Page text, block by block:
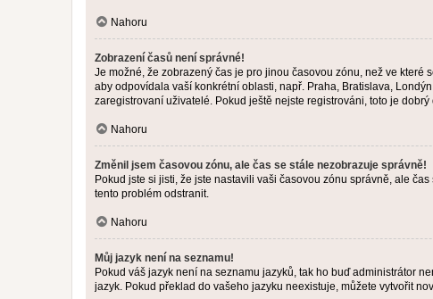
Nahoru
Zobrazení časů není správné!
Je možné, že zobrazený čas je pro jinou časovou zónu, než ve které
aby odpovídala vaší konkrétní oblasti, např. Praha, Bratislava,
zaregistrovaní uživatelé. Pokud ještě nejste registrováni, toto je dobrý
Nahoru
Změnil jsem časovou zónu, ale čas se stále nezobrazuje správně!
Pokud jste si jisti, že jste nastavili vaši časovou zónu správně, ale
tento problém odstranit.
Nahoru
Můj jazyk není na seznamu!
Pokud váš jazyk není na seznamu jazyků, tak ho buď administrátor
jazyk. Pokud překlad do vašeho jazyku neexistuje, můžete vytvořit